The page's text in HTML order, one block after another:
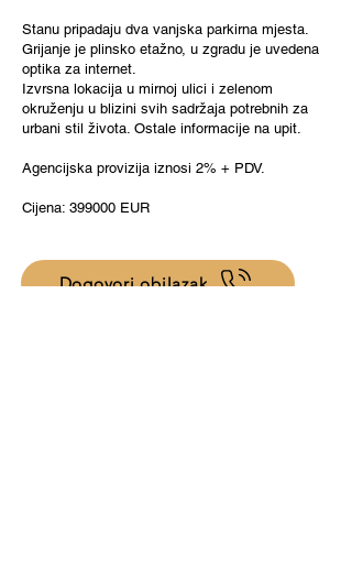
Stanu pripadaju dva vanjska parkirna mjesta.
Grijanje je plinsko etažno, u zgradu je uvedena
optika za internet.
Izvrsna lokacija u mirnoj ulici i zelenom
okruženju u blizini svih sadržaja potrebnih za
urbani stil života. Ostale informacije na upit.
Agencijska provizija iznosi 2% + PDV.
Cijena: 399000 EUR
Dogovori obilazak